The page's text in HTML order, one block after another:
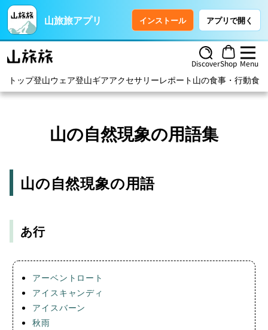
山旅旅アプリ インストール アプリで開く
DiscoverShop Menu
トップ登山ウェア登山ギアアクセサリーレポート 山の食事・行動食
山の自然現象の用語集
山の自然現象の用語
あ行
アーベントロート
アイスキャンディ
アイスバーン
秋雨